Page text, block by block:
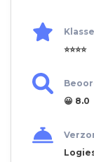
Klasse
⭐⭐⭐⭐
😀 8.0